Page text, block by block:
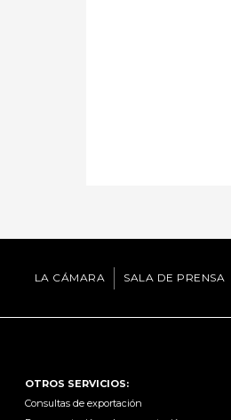
LA CÁMARA SALA DE PRENSA
OTROS SERVICIOS:
Consultas de exportación